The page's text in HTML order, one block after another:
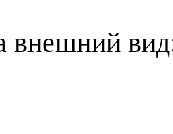
внешний